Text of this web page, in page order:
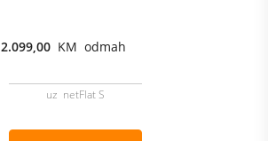
2.099,00 KM odmah
uz netFlat S